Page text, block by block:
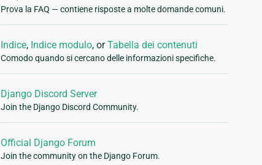
Prova la FAQ — contiene risposte a molte domande comuni.
Indice, Indice modulo, orTabella dei contenuti
Comodo quando si cercano delle informazioni specifiche.
Django Discord Server
Join the Django Discord Community.
Official Django Forum
Join the community on the Django Forum.